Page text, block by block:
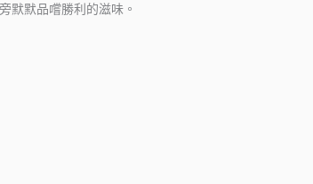
默默品嚐勝利的滋味。